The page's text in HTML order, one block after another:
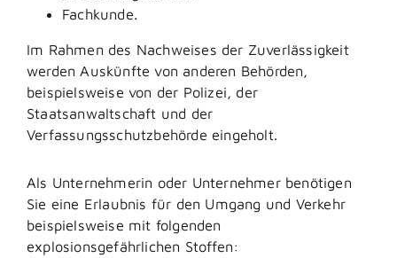
Fachkunde.
Im Rahmen des Nachweises der Zuverlässigkeit
werden Auskünfte von anderen Behörden,
beispielsweise von der Polizei, der
Staatsanwaltschaft und der
Verfassungsschutzbehörde eingeholt.
Als Unternehmerin oder Unternehmer benötigen
Sie eine Erlaubnis für den Umgang und Verkehr
beispielsweise mit folgenden
explosionsgefährlichen Stoffen: